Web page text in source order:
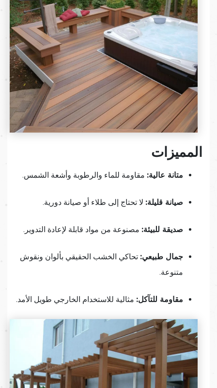
المميزات
متانة عالية: مقاومة للماء والرطوبة وأشعة الشمس.
صيانة قليلة: لا تحتاج إلى طلاء أو صيانة دورية.
صديقة للبيئة: مصنوعة من مواد قابلة لإعادة التدوير.
جمال طبيعي: تحاكي الخشب الحقيقي بألوان ونقوش
متنوعة.
مقاومة للتآكل: مثالية للاستخدام الخارجي طويل الأمد.